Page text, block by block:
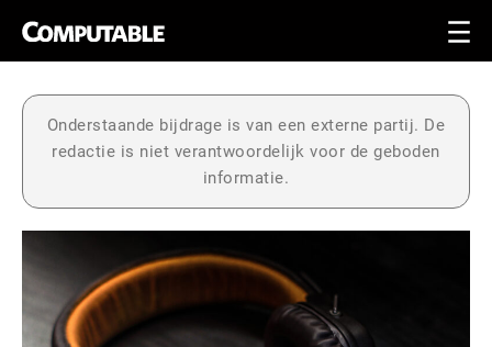
Onderstaande bijdrage is van een externe partij. De
redactie is niet verantwoordelijk voor de geboden
informatie.